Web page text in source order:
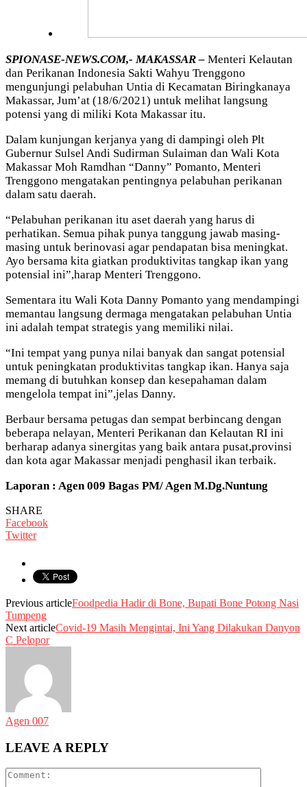
SPIONASE-NEWS.COM,- MAKASSAR – Menteri Kelautan
dan Perikanan Indonesia Sakti Wahyu Trenggono
mengunjungi pelabuhan Untia di Kecamatan Biringkanaya
Makassar, Jum’at (18/6/2021) untuk melihat langsung
potensi yang di miliki Kota Makassar itu.
Dalam kunjungan kerjanya yang di dampingi oleh Plt
Gubernur Sulsel Andi Sudirman Sulaiman dan Wali Kota
Makassar Moh Ramdhan “Danny” Pomanto, Menteri
Trenggono mengatakan pentingnya pelabuhan perikanan
dalam satu daerah.
“Pelabuhan perikanan itu aset daerah yang harus di
perhatikan. Semua pihak punya tanggung jawab masing-
masing untuk berinovasi agar pendapatan bisa meningkat.
Ayo bersama kita giatkan produktivitas tangkap ikan yang
potensial ini”,harap Menteri Trenggono.
Sementara itu Wali Kota Danny Pomanto yang mendampingi
memantau langsung dermaga mengatakan pelabuhan Untia
ini adalah tempat strategis yang memiliki nilai.
“Ini tempat yang punya nilai banyak dan sangat potensial
untuk peningkatan produktivitas tangkap ikan. Hanya saja
memang di butuhkan konsep dan kesepahaman dalam
mengelola tempat ini”,jelas Danny.
Berbaur bersama petugas dan sempat berbincang dengan
beberapa nelayan, Menteri Perikanan dan Kelautan RI ini
berharap adanya sinergitas yang baik antara pusat,provinsi
dan kota agar Makassar menjadi penghasil ikan terbaik.
Laporan : Agen 009 Bagas PM/ Agen M.Dg.Nuntung
SHARE
Facebook
Twitter
Previous articleFoodpedia Hadir di Bone, Bupati Bone Potong Nasi
Tumpeng
Next articleCovid-19 Masih Mengintai, Ini Yang Dilakukan Danyon
C Pelopor
Agen 007
LEAVE A REPLY